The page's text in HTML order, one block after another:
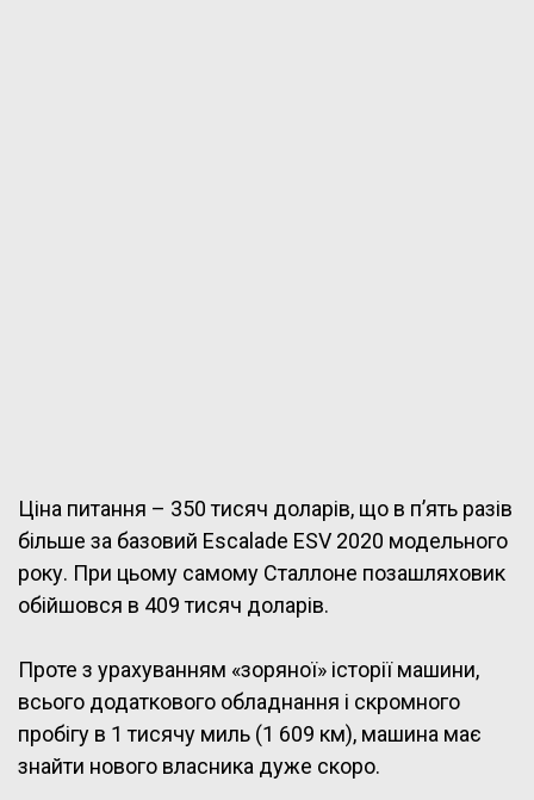
Ціна питання – 350 тисяч доларів, що в п’ять разів
більше за базовий Escalade ESV 2020 модельного
року. При цьому самому Сталлоне позашляховик
обійшовся в 409 тисяч доларів.
Проте з урахуванням «зоряної» історії машини,
всього додаткового обладнання і скромного
пробігу в 1 тисячу миль (1 609 км), машина має
знайти нового власника дуже скоро.